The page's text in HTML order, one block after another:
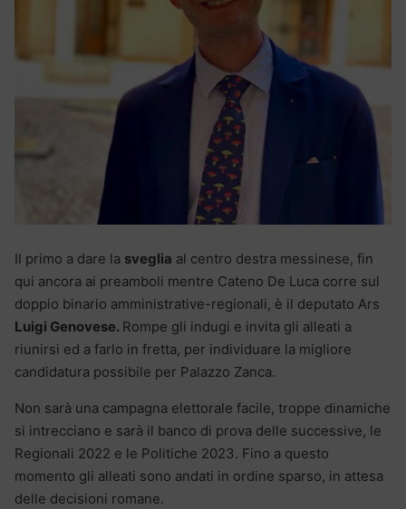
Il primo a dare la sveglia al centro destra messinese, fin
qui ancora ai preamboli mentre Cateno De Luca corre sul
doppio binario amministrative-regionali, è il deputato Ars
Luigi Genovese. Rompe gli indugi e invita gli alleati a
riunirsi ed a farlo in fretta, per individuare la migliore
candidatura possibile per Palazzo Zanca.
Non sarà una campagna elettorale facile, troppe dinamiche
si intrecciano e sarà il banco di prova delle successive, le
Regionali 2022 e le Politiche 2023. Fino a questo
momento gli alleati sono andati in ordine sparso, in attesa
delle decisioni romane.